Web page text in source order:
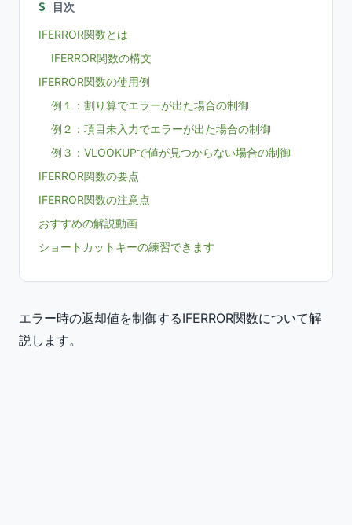
目次
IFERROR関数とは
IFERROR関数の構文
IFERROR関数の使用例
例１：割り算でエラーが出た場合の制御
例２：項目未入力でエラーが出た場合の制御
例３：VLOOKUPで値が見つからない場合の制御
IFERROR関数の要点
IFERROR関数の注意点
おすすめの解説動画
ショートカットキーの練習できます
エラー時の返却値を制御するIFERROR関数について解
説します。